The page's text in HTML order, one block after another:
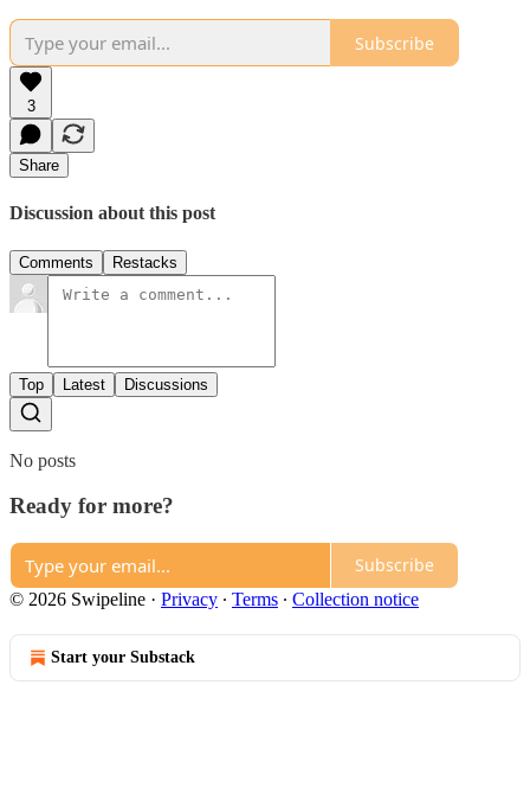
Subscribe
3
Share
Discussion about this post
Comments Restacks
Top Latest Discussions
No posts
Ready for more?
Subscribe
© 2026 Swipeline · Privacy ∙ Terms ∙ Collection notice
Start your Substack